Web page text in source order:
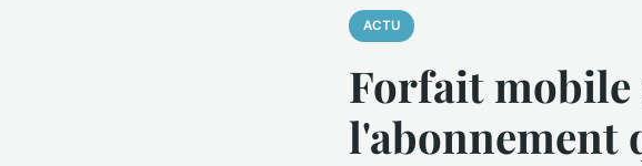
ACTU
Forfait mobile
l'abonnement